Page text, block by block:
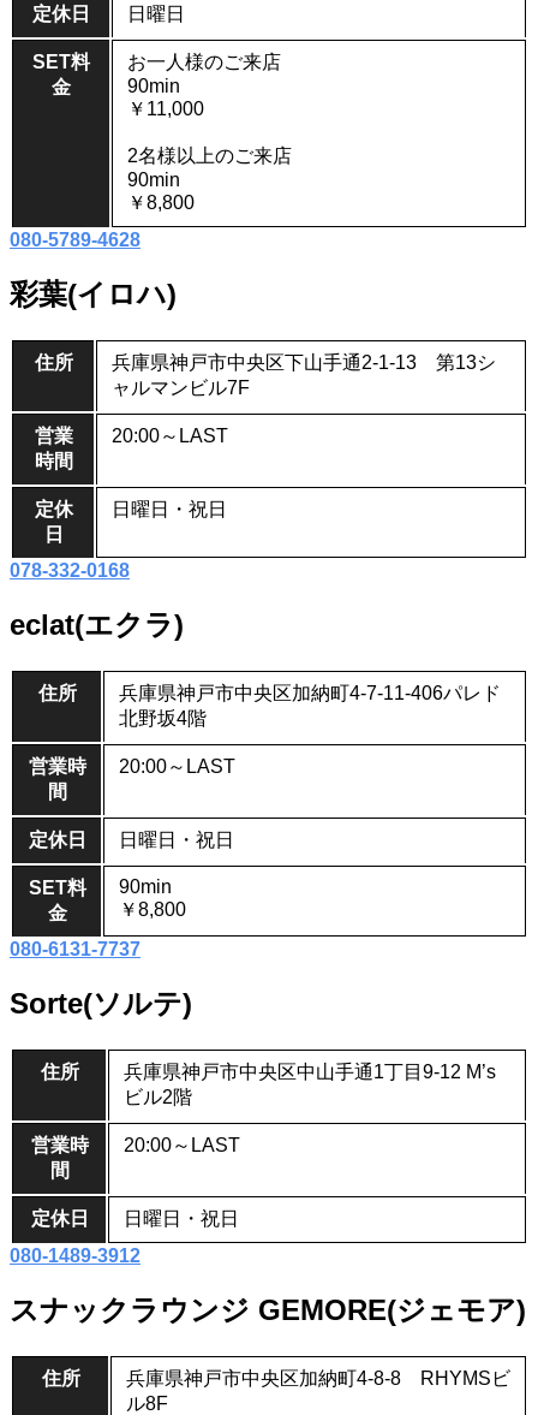
定休日 日曜日
SET料
金
お一人様のご来店
90min
￥11,000
2名様以上のご来店
90min
￥8,800
080-5789-4628
彩葉(イロハ)
住所
兵庫県神戸市中央区下山手通2-1-13 第13シ
ャルマンビル7F
営業
時間
20:00～LAST
定休
日
日曜日・祝日
078-332-0168
eclat(エクラ)
住所
兵庫県神戸市中央区加納町4-7-11‐406パレド
北野坂4階
営業時
間
20:00～LAST
定休日 日曜日・祝日
SET料
金
90min
￥8,800
080-6131-7737
Sorte(ソルテ)
住所
兵庫県神戸市中央区中山手通1丁目9-12 M’s
ビル2階
営業時
間
20:00～LAST
定休日
日曜日・祝日
080-1489-3912
スナックラウンジ GEMORE(ジェモア)
住所
兵庫県神戸市中央区加納町4-8-8 RHYMSビ
ル8F